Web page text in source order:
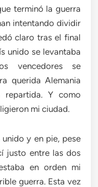
terminó la guerra
intentando dividir
claro tras el final
unido se levantaba
vencedores se
querida Alemania
repartida. Y como
mi ciudad.
y en pie, pese
justo entre las dos
en orden mi
guerra. Esta vez